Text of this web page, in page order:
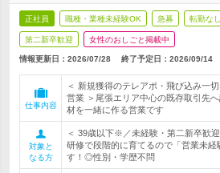
正社員 職種・業種未経験OK 急募 転勤なし
第二新卒歓迎 女性のおしごと掲載中
情報更新日：2026/07/28 終了予定日： 2026/09/14
仕事内容
＜ 新規獲得のテレアポ・飛び込み一
営業 ＞尾張エリア中心の既存取引先
材を一緒に作る営業です
対象と
なる方
＜ 39歳以下※／未経験・第二新卒歓
研修で段階的に育てるので「営業未経
す！◎性別・学歴不問